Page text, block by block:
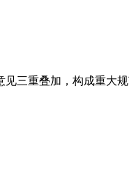
三重叠加‌，构成重大